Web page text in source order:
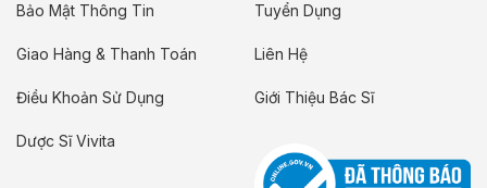
Bảo Mật Thông Tin
Giao Hàng & Thanh Toán
Điều Khoản Sử Dụng
Dược Sĩ Vivita
Tuyển Dụng
Liên Hệ
Giới Thiệu Bác Sĩ